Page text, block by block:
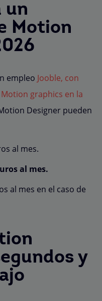
un
Motion
empleo Jooble, con
graphics en la
Designer pueden
al mes.
al mes.
al mes en el caso de
y